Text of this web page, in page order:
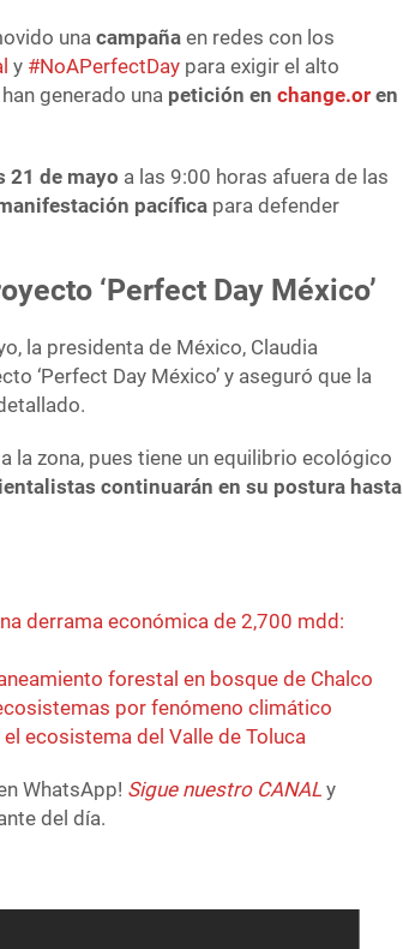
unacampañaen redes con los
y #NoAPerfectDay para exigir el alto
generado una petición enchange.or en
21 de mayo a las 9:00 horas afuera de las
pacífica para defender
‘Perfect Day México’
la presidenta de México, Claudia
‘Perfect Day México’ y aseguró que la
la zona, pues tiene un equilibrio ecológico
continuarán en su postura hasta
derrama económica de 2,700 mdd:
forestal en bosque de Chalco
por fenómeno climático
ecosistema del Valle de Toluca
WhatsApp! Sigue nuestro CANALy
del día.